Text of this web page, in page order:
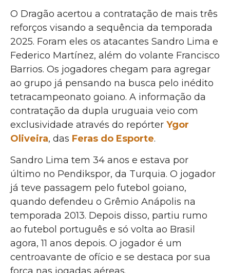
O Dragão acertou a contratação de mais três
reforços visando a sequência da temporada
2025. Foram eles os atacantes Sandro Lima e
Federico Martínez, além do volante Francisco
Barrios. Os jogadores chegam para agregar
ao grupo já pensando na busca pelo inédito
tetracampeonato goiano. A informação da
contratação da dupla uruguaia veio com
exclusividade através do repórter Ygor
Oliveira, das Feras do Esporte.
Sandro Lima tem 34 anos e estava por
último no Pendikspor, da Turquia. O jogador
já teve passagem pelo futebol goiano,
quando defendeu o Grêmio Anápolis na
temporada 2013. Depois disso, partiu rumo
ao futebol português e só volta ao Brasil
agora, 11 anos depois. O jogador é um
centroavante de ofício e se destaca por sua
força nas jogadas aéreas.